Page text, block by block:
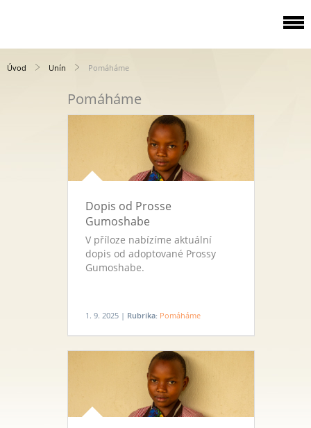
Úvod Unín Pomáháme
Pomáháme
Dopis od Prosse
Gumoshabe
V příloze nabízíme aktuální
dopis od adoptované Prossy
Gumoshabe.
1. 9. 2025 | Rubrika: Pomáháme